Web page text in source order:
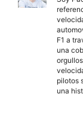
F1 a
una
pilotos
una